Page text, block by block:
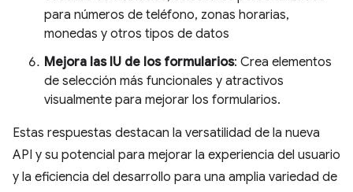
para números de teléfono, zonas horarias,
monedas y otros tipos de datos
Mejora las IU de los formularios: Crea elementos
de selección más funcionales y atractivos
visualmente para mejorar los formularios.
Estas respuestas destacan la versatilidad de la nueva
API y su potencial para mejorar la experiencia del usuario
y la eficiencia del desarrollo para una amplia variedad de